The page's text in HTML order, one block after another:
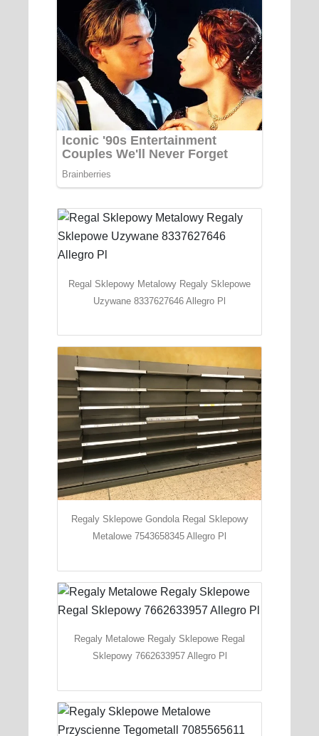
Regal Sklepowy Metalowy Regaly Sklepowe
Uzywane 8337627646 Allegro Pl
Regaly Sklepowe Gondola Regal Sklepowy
Metalowe 7543658345 Allegro Pl
Regaly Metalowe Regaly Sklepowe Regal
Sklepowy 7662633957 Allegro Pl